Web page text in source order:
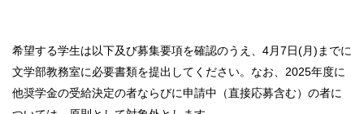
希望する学生は以下及び募集要項を確認のうえ、4月7日(月)までに
文学部教務室に必要書類を提出してください。なお、2025年度に
他奨学金の受給決定の者ならびに申請中（直接応募含む）の者に